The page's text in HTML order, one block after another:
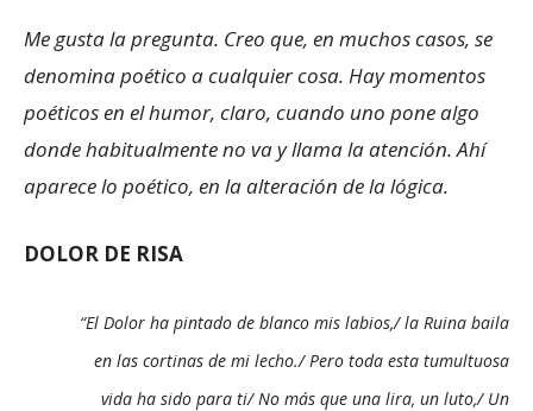
Me gusta la pregunta. Creo que, en muchos casos, se
denomina poético a cualquier cosa. Hay momentos
poéticos en el humor, claro, cuando uno pone algo
donde habitualmente no va y llama la atención. Ahí
aparece lo poético, en la alteración de la lógica.
DOLOR DE RISA
“El Dolor ha pintado de blanco mis labios,/ la Ruina baila
en las cortinas de mi lecho./ Pero toda esta tumultuosa
vida ha sido para ti/ No más que una lira, un luto,/ Un